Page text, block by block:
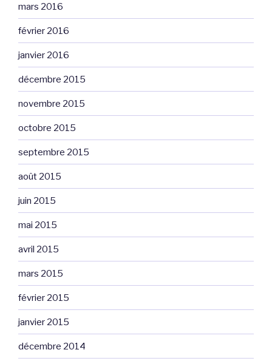
mars 2016
février 2016
janvier 2016
décembre 2015
novembre 2015
octobre 2015
septembre 2015
août 2015
juin 2015
mai 2015
avril 2015
mars 2015
février 2015
janvier 2015
décembre 2014